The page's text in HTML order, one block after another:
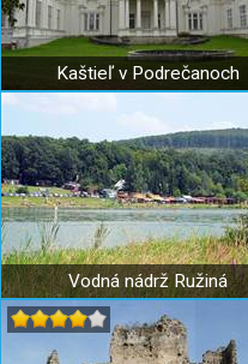
Kaštieľ v Podrečanoch
Vodná nádrž Ružiná